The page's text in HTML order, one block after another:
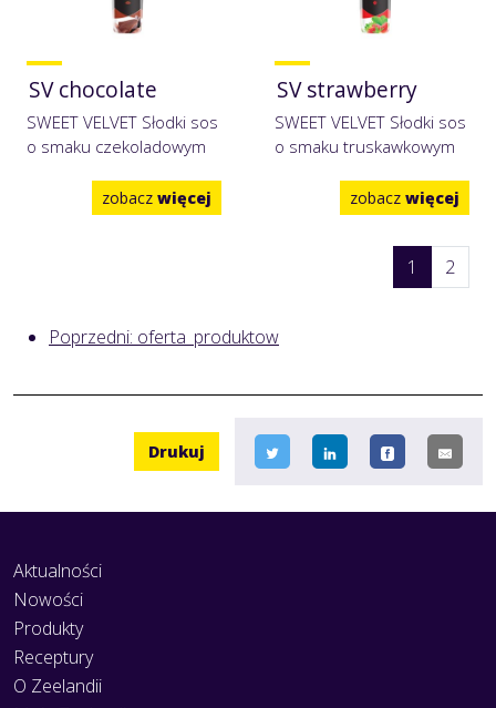
SV chocolate
SWEET VELVET Słodki sos
o smaku czekoladowym
zobacz więcej
SV strawberry
SWEET VELVET Słodki sos
o smaku truskawkowym
zobacz więcej
1 2
Poprzedni: oferta_produktow
Drukuj
Aktualności
Nowości
Produkty
Receptury
O Zeelandii